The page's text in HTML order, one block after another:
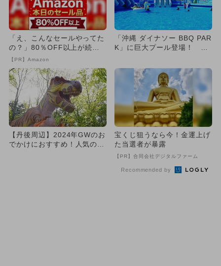
「え、こんなセールやってた
の？」80％OFF以上が続々
登場！Amazonの本気が...
【PR】Amazon
「沖縄 ダイナソー BBQ PAR
K」に巨大プール登場！ 6
【丹後周辺】2024年GWのお
でかけにおすすめ！人気のス
宝くじ狙うなら今！金運上げ
た当選者が暴露
【PR】合同会社デジタルファーム
Recommended by